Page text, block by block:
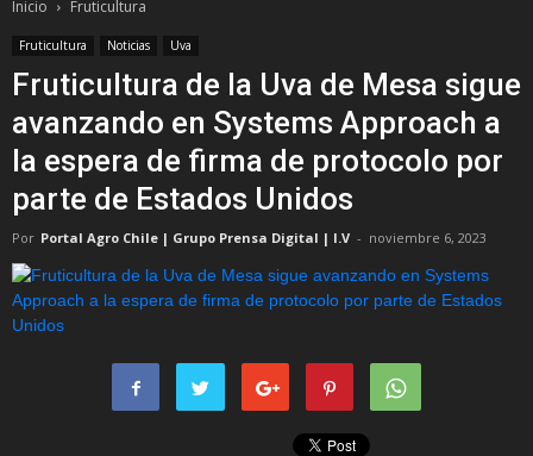
Inicio Fruticultura
Fruticultura Noticias Uva
Fruticultura de la Uva de Mesa sigue
avanzando en Systems Approach a
la espera de firma de protocolo por
parte de Estados Unidos
Por Portal Agro Chile | Grupo Prensa Digital | I.V - noviembre 6, 2023